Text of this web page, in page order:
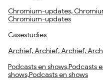
Chromium-updates,
Chromium-updates
Casestudies
Archief, Archief, Archief,
Podcasts en shows,Podcasts
shows,Podcasts en shows